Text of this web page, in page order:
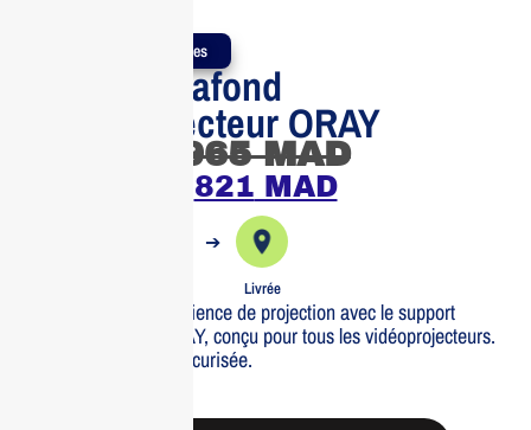
Produits Authentiques
Support Plafond
Vidéoprojecteur ORAY
965MAD
821 MAD
➔
Livrée
Optimisez votre expérience de projection avec le support
plafond universel ORAY, conçu pour tous les vidéoprojecteurs.
Installation facile et sécurisée.